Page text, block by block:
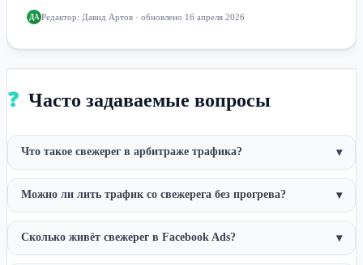
ДА Редактор: Давид Артов · обновлено 16 апреля 2026
❓ Часто задаваемые вопросы
Что такое свежерег в арбитраже трафика? ▾
Можно ли лить трафик со свежерега без прогрева? ▾
Сколько живёт свежерег в Facebook Ads? ▾